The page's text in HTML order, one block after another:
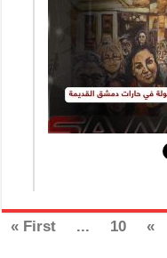
« First ... 10 «